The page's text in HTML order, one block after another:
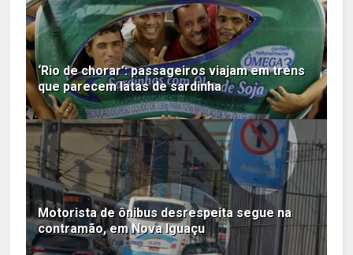
‘Rio de chorar’: passageiros viajam em trens
que parecem latas de sardinha
Motorista de ônibus desrespeita segue na
contramão, em Nova Iguaçu